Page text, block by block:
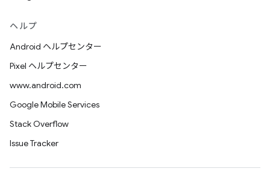
ヘルプ
Android ヘルプセンター
Pixel ヘルプセンター
www.android.com
Google Mobile Services
Stack Overflow
Issue Tracker